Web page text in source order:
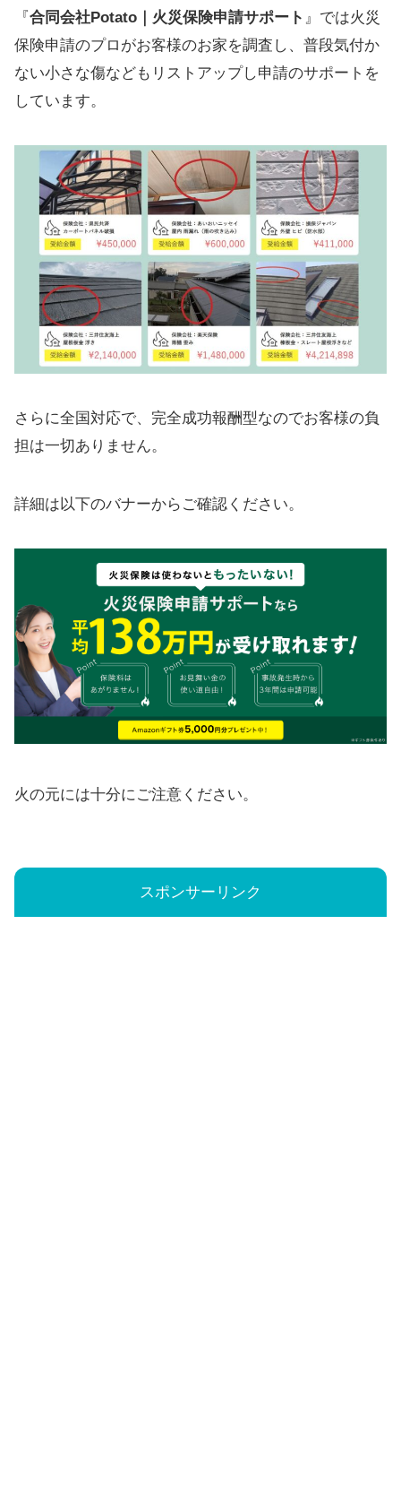
『 合同会社Potato｜火災保険申請サポート 』では火災
保険申請のプロがお客様のお家を調査し、普段気付か
ない小さな傷などもリストアップし申請のサポートを
しています。
さらに全国対応で、完全成功報酬型なのでお客様の負
担は一切ありません。
詳細は以下のバナーからご確認ください。
火の元には十分にご注意ください。
スポンサーリンク